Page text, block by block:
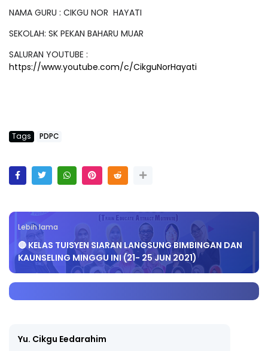
NAMA GURU : CIKGU NOR HAYATI
SEKOLAH: SK PEKAN BAHARU MUAR
SALURAN YOUTUBE :
https://www.youtube.com/c/CikguNorHayati
Tags PDPC
Lebih lama
🔴 KELAS TUISYEN SIARAN LANGSUNG BIMBINGAN DAN
KAUNSELING MINGGU INI (21- 25 JUN 2021)
Yu. Cikgu Eedarahim